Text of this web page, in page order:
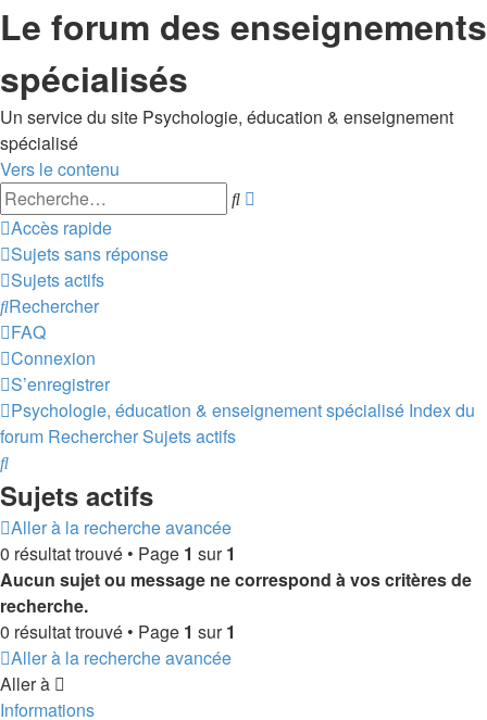
Le forum des enseignements
spécialisés
Un service du site Psychologie, éducation & enseignement
spécialisé
Vers le contenu
Rechercher
Accès rapide
Sujets sans réponse
Sujets actifs
Rechercher
FAQ
Connexion
S’enregistrer
Psychologie, éducation & enseignement spécialisé Index du
forum RechercherSujets actifs
Rechercher
Sujets actifs
Aller à la recherche avancée
0 résultat trouvé • Page 1 sur1
Aucun sujet ou message ne correspond à vos critères de
recherche.
0 résultat trouvé • Page 1 sur1
Aller à la recherche avancée
Aller à
Informations